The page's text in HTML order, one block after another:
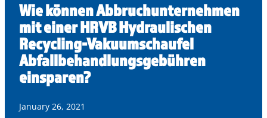
Wie können Abbruchunternehmen
mit einer HRVB Hydraulischen
Recycling-Vakuumschaufel
Abfallbehandlungsgebühren
einsparen?
January 26, 2021